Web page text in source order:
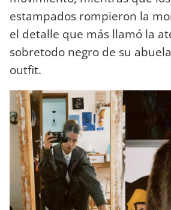
estampados rompieron la
el detalle que más llamó la
sobretodo negro de su
outfit.